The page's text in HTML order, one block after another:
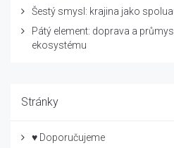
Šestý smysl: krajina jako
Pátý element: doprava a
ekosystému
Stránky
♥ Doporučujeme